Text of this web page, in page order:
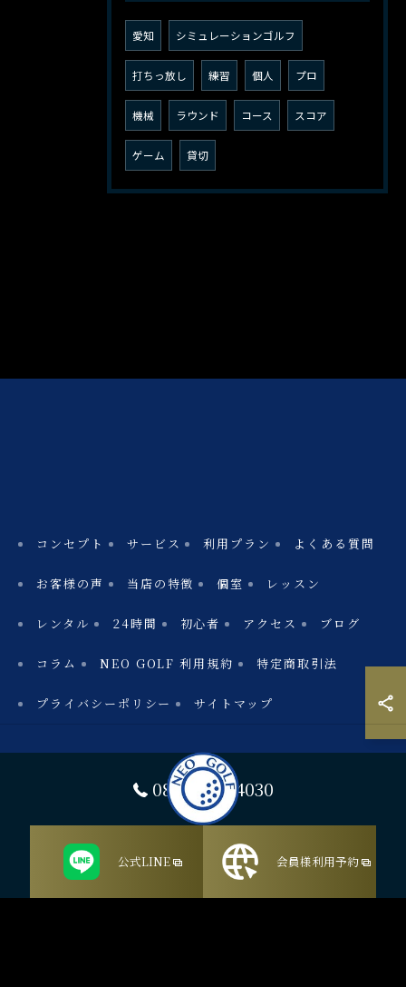
愛知 シミュレーションゴルフ
打ちっ放し 練習 個人 プロ
機械 ラウンド コース スコア
ゲーム 貸切
080-4450-4030
公式LINE 会員様利用予約
コンセプト サービス 利用プラン よくある質問
お客様の声 当店の特徴 個室 レッスン
レンタル 24時間 初心者 アクセス ブログ
コラム NEO GOLF 利用規約 特定商取引法
プライバシーポリシー サイトマップ
© 2026 愛知のシミュレーションゴルフならNEO GOLF ALL RIGHTS
RESERVED.